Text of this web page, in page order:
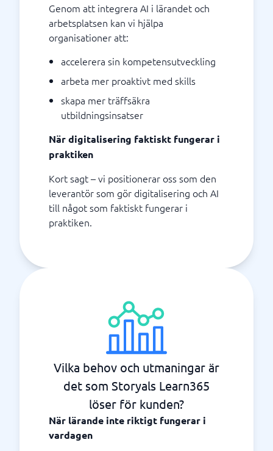
Genom att integrera AI i lärandet och
arbetsplatsen kan vi hjälpa
organisationer att:
accelerera sin kompetensutveckling
arbeta mer proaktivt med skills
skapa mer träffsäkra
utbildningsinsatser
När digitalisering faktiskt fungerar i
praktiken
Kort sagt – vi positionerar oss som den
leverantör som gör digitalisering och AI
till något som faktiskt fungerar i
praktiken.
Vilka behov och utmaningar är
det som Storyals Learn365
löser för kunden?
När lärande inte riktigt fungerar i
vardagen